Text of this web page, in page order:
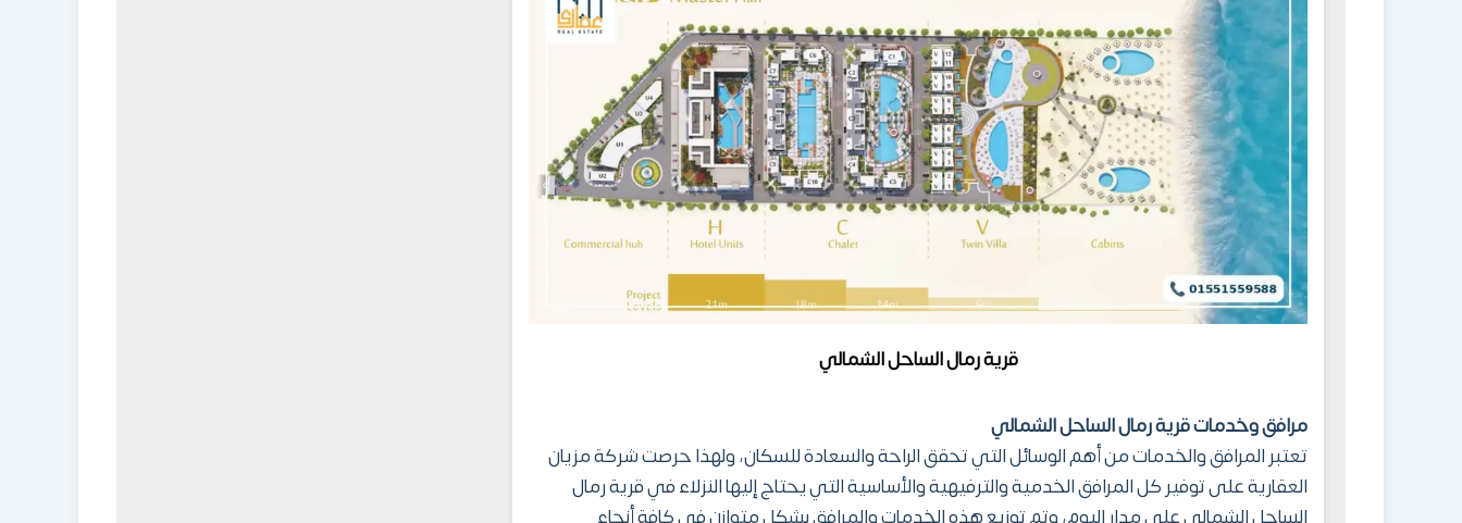
قرية رمال الساحل الشمالي
مرافق وخدمات قرية رمال الساحل الشمالي
تعتبر المرافق والخدمات من أهم الوسائل التي تحقق الراحة والسعادة للسكان، ولهذا حرصت شركة مزيان
العقارية على توفير كل المرافق الخدمية والترفيهية والأساسية التي يحتاج إليها النزلاء في قرية رمال